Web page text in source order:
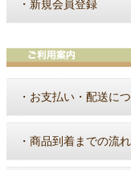
・ 新規会員登録
・ お支払い・配送に
・ 商品到着までの流れ